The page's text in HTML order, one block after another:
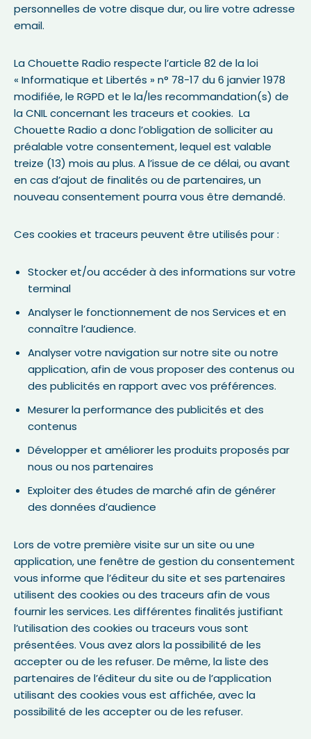
personnelles de votre disque dur, ou lire votre adresse
email.
La Chouette Radio respecte l’article 82 de la loi
« Informatique et Libertés » n° 78-17 du 6 janvier 1978
modifiée, le RGPD et le la/les recommandation(s) de
la CNIL concernant les traceurs et cookies. La
Chouette Radio a donc l’obligation de solliciter au
préalable votre consentement, lequel est valable
treize (13) mois au plus. A l’issue de ce délai, ou avant
en cas d’ajout de finalités ou de partenaires, un
nouveau consentement pourra vous être demandé.
Ces cookies et traceurs peuvent être utilisés pour :
Stocker et/ou accéder à des informations sur votre
terminal
Analyser le fonctionnement de nos Services et en
connaître l’audience.
Analyser votre navigation sur notre site ou notre
application, afin de vous proposer des contenus ou
des publicités en rapport avec vos préférences.
Mesurer la performance des publicités et des
contenus
Développer et améliorer les produits proposés par
nous ou nos partenaires
Exploiter des études de marché afin de générer
des données d’audience
Lors de votre première visite sur un site ou une
application, une fenêtre de gestion du consentement
vous informe que l’éditeur du site et ses partenaires
utilisent des cookies ou des traceurs afin de vous
fournir les services. Les différentes finalités justifiant
l’utilisation des cookies ou traceurs vous sont
présentées. Vous avez alors la possibilité de les
accepter ou de les refuser. De même, la liste des
partenaires de l’éditeur du site ou de l’application
utilisant des cookies vous est affichée, avec la
possibilité de les accepter ou de les refuser.